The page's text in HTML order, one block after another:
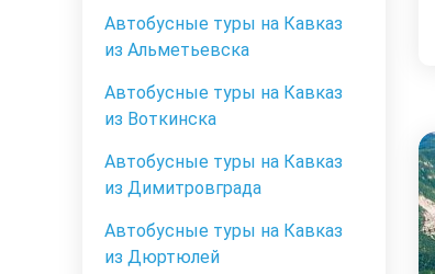
Автобусные туры на Кавказ
из Альметьевска
Автобусные туры на Кавказ
из Воткинска
Автобусные туры на Кавказ
из Димитровграда
Автобусные туры на Кавказ
из Дюртюлей